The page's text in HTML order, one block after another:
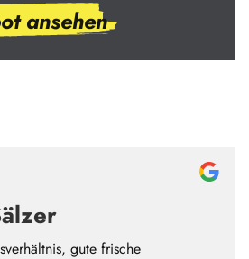
ansehen
gute frische